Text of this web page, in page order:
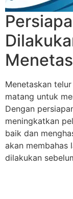
Menetaskan
matang untuk
Dengan
meningkatkan
baik dan
akan membahas
dilakukan